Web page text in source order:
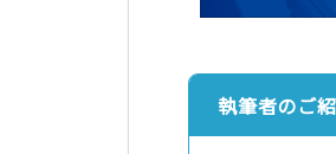
執筆者のご